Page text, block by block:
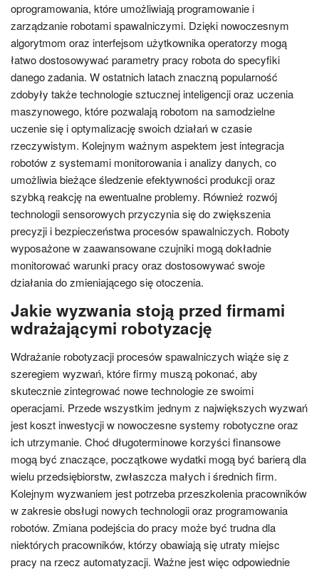
oprogramowania, które umożliwiają programowanie i
zarządzanie robotami spawalniczymi. Dzięki nowoczesnym
algorytmom oraz interfejsom użytkownika operatorzy mogą
łatwo dostosowywać parametry pracy robota do specyfiki
danego zadania. W ostatnich latach znaczną popularność
zdobyły także technologie sztucznej inteligencji oraz uczenia
maszynowego, które pozwalają robotom na samodzielne
uczenie się i optymalizację swoich działań w czasie
rzeczywistym. Kolejnym ważnym aspektem jest integracja
robotów z systemami monitorowania i analizy danych, co
umożliwia bieżące śledzenie efektywności produkcji oraz
szybką reakcję na ewentualne problemy. Również rozwój
technologii sensorowych przyczynia się do zwiększenia
precyzji i bezpieczeństwa procesów spawalniczych. Roboty
wyposażone w zaawansowane czujniki mogą dokładnie
monitorować warunki pracy oraz dostosowywać swoje
działania do zmieniającego się otoczenia.
Jakie wyzwania stoją przed firmami
wdrażającymi robotyzację
Wdrażanie robotyzacji procesów spawalniczych wiąże się z
szeregiem wyzwań, które firmy muszą pokonać, aby
skutecznie zintegrować nowe technologie ze swoimi
operacjami. Przede wszystkim jednym z największych wyzwań
jest koszt inwestycji w nowoczesne systemy robotyczne oraz
ich utrzymanie. Choć długoterminowe korzyści finansowe
mogą być znaczące, początkowe wydatki mogą być barierą dla
wielu przedsiębiorstw, zwłaszcza małych i średnich firm.
Kolejnym wyzwaniem jest potrzeba przeszkolenia pracowników
w zakresie obsługi nowych technologii oraz programowania
robotów. Zmiana podejścia do pracy może być trudna dla
niektórych pracowników, którzy obawiają się utraty miejsc
pracy na rzecz automatyzacji. Ważne jest więc odpowiednie